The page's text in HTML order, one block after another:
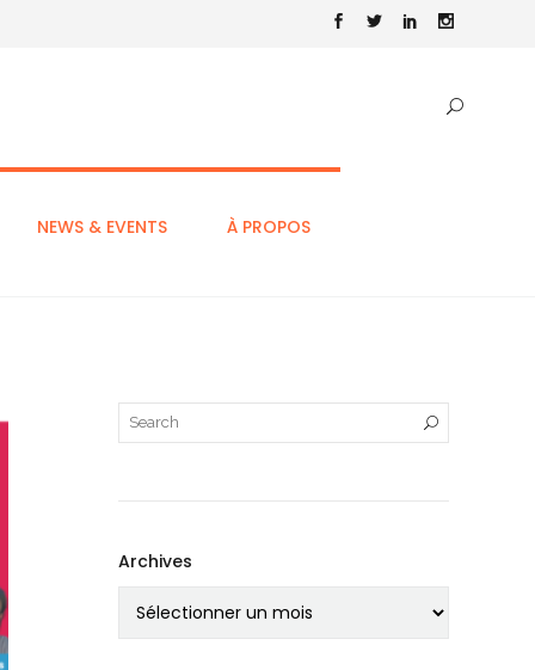
NEWS & EVENTS À PROPOS
Archives